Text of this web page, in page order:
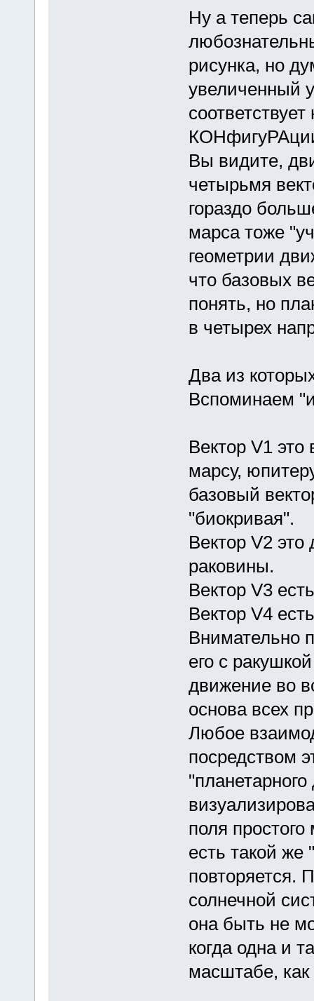
Ну а теперь
рисунка, но
увеличенный
Вы видите,
четырьмя
гораздо
марса тоже
геометрии
что базовых
понять, но
в четырех
Два из
Вспоминаем
Вектор V1 это
марсу,
базовый
"биокривая".
Вектор V2
раковины.
Вектор V3
Вектор V4
Внимательно
его с
движение во
основа всех
Любое
посредством
поля
есть такой же
повторяется.
солнечной
она быть не
когда одна и
масштабе,